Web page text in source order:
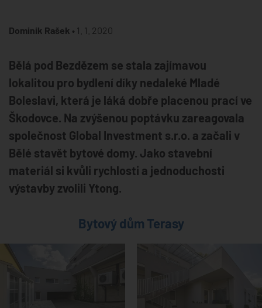
Dominik Rašek • 1. 1. 2020
Bělá pod Bezdězem se stala zajímavou
lokalitou pro bydlení díky nedaleké Mladé
Boleslavi, která je láká dobře placenou prací ve
Škodovce. Na zvýšenou poptávku zareagovala
společnost Global Investment s.r.o. a začali v
Bělé stavět bytové domy. Jako stavební
materiál si kvůli rychlosti a jednoduchosti
výstavby zvolili Ytong.
Bytový dům Terasy